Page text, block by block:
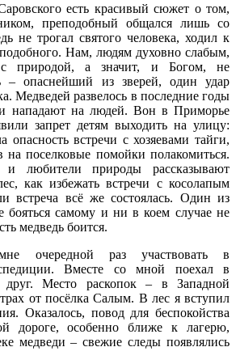
есть красивый сюжет о том,
преподобный общался лишь со
не трогал святого человека, ходил к
Нам, людям духовно слабым,
природой, а значит, и Богом, не
– опаснейший из зверей, один удар
Медведей развелось в последние годы
нападают на людей. Вон в Приморье
запрет детям выходить на улицу:
опасность встречи с хозяевами тайги,
поселковые помойки полакомиться.
любители природы рассказывают
как избежать встречи с косолапым
встреча всё же состоялась. Один из
бояться самому и ни в коем случае не
медведь боится.
очередной раз участвовать в
Вместе со мной поехал в
Место раскопок – в Западной
от посёлка Салым. В лес я вступил
Оказалось, повод для беспокойства
дороге, особенно ближе к лагерю,
медведи – свежие следы появлялись